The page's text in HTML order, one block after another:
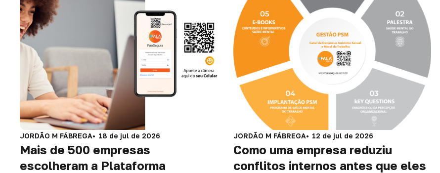
JORDÃO M FÁBREGA 18 de jul de 2026
Mais de 500 empresas
escolheram a Plataforma
JORDÃO M FÁBREGA 12 de jul de 2026
Como uma empresa reduziu
conflitos internos antes que eles